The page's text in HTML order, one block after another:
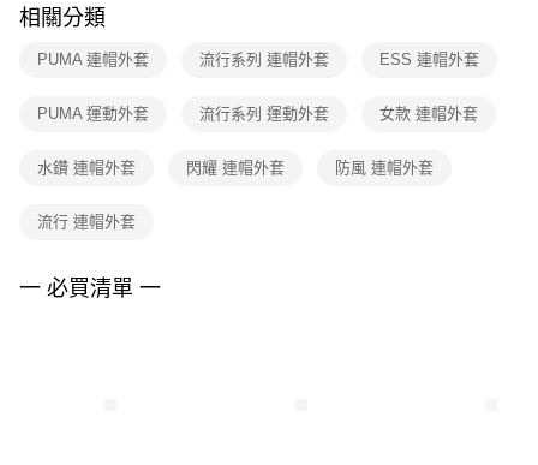
※ 交易是否成功請以「AFTEE先享後付 」之結帳頁面顯示為準，若有關於
是否繳費成功／繳費後需取消欲退款等相關疑問，請聯繫「AFTEE先享後付
客戶支援中心」 https://netprotections.freshdesk.com/support/home
１．透過由恩沛科技股份有限公司提供之「AFTEE先享後付」服務完成之交
權轉讓予恩沛科技股份有限公司。
３．未成年的使用者請事先徵得法定代理人或監護人之同意方可使用
４．使用「AFTEE先享後付」時，將依據個別帳號之用戶狀況，依本公司即
相關分類
PUMA 連帽外套 流行系列 連帽外套 ESS 連帽外套
PUMA 運動外套 流行系列 運動外套 女款 連帽外套
水鑽 連帽外套 閃耀 連帽外套 防風 連帽外套
流行 連帽外套
一 必買清單 一